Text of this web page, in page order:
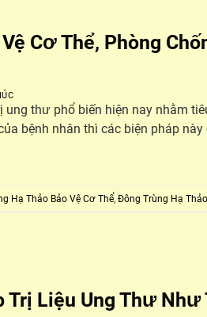
Cơ Thể, Phòng
ung thư phổ biến hiện nay nhằm
bệnh nhân thì các biện pháp
Hạ Thảo Bảo Vệ Cơ Thể, Đông Trùng Hạ
Trị Liệu Ung Thư Như